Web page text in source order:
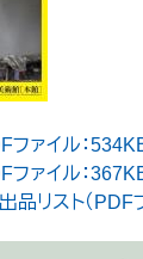
ファイル：534KB
ファイル：367KB
リスト（PDF